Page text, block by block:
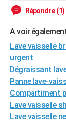
BONS PLANS
CARTE DE VOEUX
DICTIONNAIRE
Dictionnaire
Biographies
Citations
Expressions
Proverbes
PROGRAMME TV
COPAINS D'AVANT
S'inscrire
Se connecter
Lycées
Collèges
Primaires
Universités
Entreprises
Service militaire
Avis de recherche
AVIS DE DÉCÈS
Répondre (1)
A voir
Lave vaisselle
urgent
Dégraissant
Panne lave-
Compartiment
Lave vaisselle
Lave vaisselle